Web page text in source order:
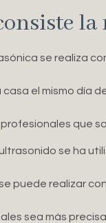
se realiza
el mismo día
que
se ha
puede realizar
sea más